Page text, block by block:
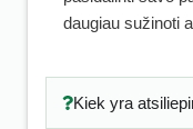
daugiau sužinoti
Kiek yra